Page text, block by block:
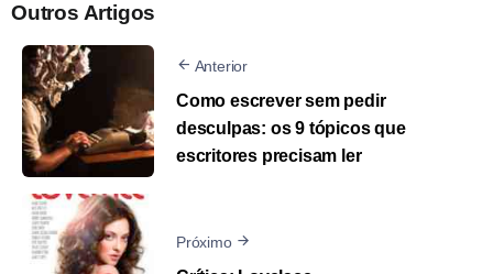
Outros Artigos
Anterior
Como escrever sem pedir
desculpas: os 9 tópicos que
escritores precisam ler
Próximo